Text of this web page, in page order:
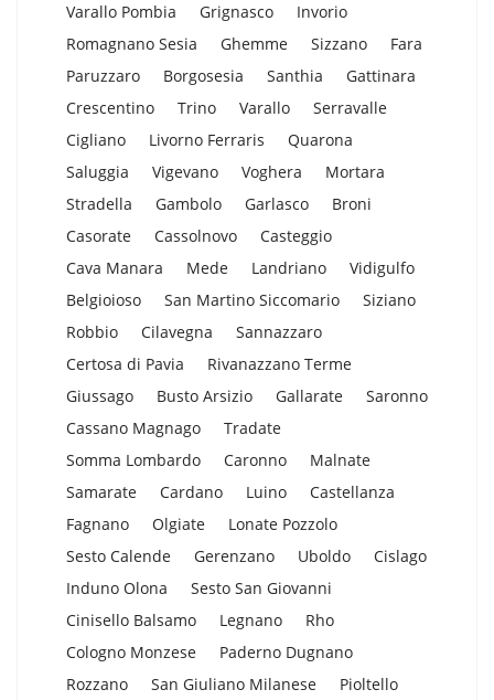
Varallo Pombia
Grignasco
Invorio
Romagnano Sesia
Ghemme Sizzano
Fara
Paruzzaro
Borgosesia Santhia
Gattinara
Crescentino
Trino Varallo
Serravalle
Cigliano
Livorno Ferraris
Quarona
Saluggia
Vigevano Voghera
Mortara
Stradella
Gambolo Garlasco
Broni
Casorate
Cassolnovo
Casteggio
Cava Manara
Mede Landriano
Vidigulfo
Belgioioso
San Martino Siccomario
Siziano
Robbio
Cilavegna
Sannazzaro
Certosa di Pavia
Rivanazzano Terme
Giussago
Busto Arsizio Gallarate
Saronno
Cassano Magnago
Tradate
Somma Lombardo
Caronno
Malnate
Samarate
Cardano Luino
Castellanza
Fagnano
Olgiate
Lonate Pozzolo
Sesto Calende
Gerenzano Uboldo
Cislago
Induno Olona
Sesto San Giovanni
Cinisello Balsamo
Legnano
Rho
Cologno Monzese
Paderno Dugnano
Rozzano
San Giuliano Milanese
Pioltello